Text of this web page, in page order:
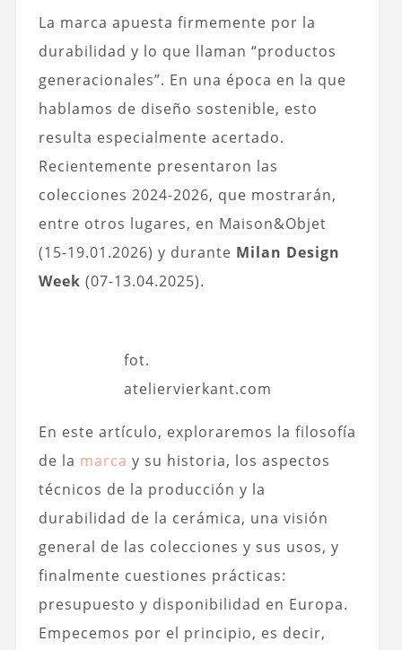
La marca apuesta firmemente por la
durabilidad y lo que llaman “productos
generacionales”. En una época en la que
hablamos de diseño sostenible, esto
resulta especialmente acertado.
Recientemente presentaron las
colecciones 2024-2026, que mostrarán,
entre otros lugares, en Maison&Objet
(15-19.01.2026) y durante Milan Design
Week (07-13.04.2025).
fot.
ateliervierkant.com
En este artículo, exploraremos la filosofía
de la marca y su historia, los aspectos
técnicos de la producción y la
durabilidad de la cerámica, una visión
general de las colecciones y sus usos, y
finalmente cuestiones prácticas:
presupuesto y disponibilidad en Europa.
Empecemos por el principio, es decir,